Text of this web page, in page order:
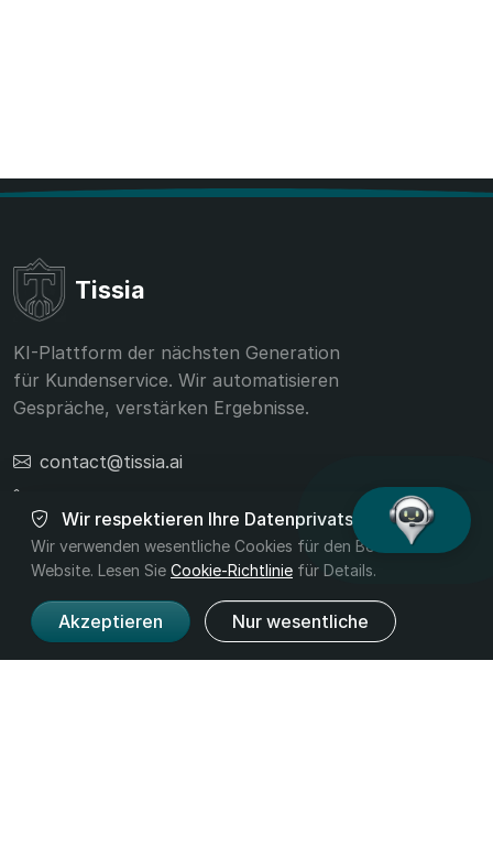
Tissia
KI-Plattform der nächsten Generation
für Kundenservice. Wir automatisieren
Gespräche, verstärken Ergebnisse.
contact@tissia.ai
Produkt
Funktionen
Unternehmen
Über uns
Wir respektieren Ihre Datenprivatsphäre
Wir verwenden wesentliche Cookies für den Betrieb der
Website. Lesen Sie Cookie-Richtlinie für Details.
Akzeptieren Nur wesentliche